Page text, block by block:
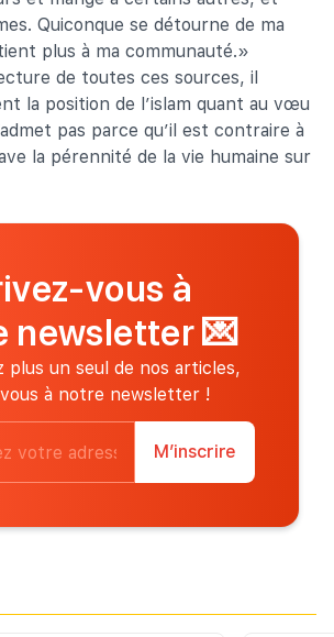
Quiconque se détourne de ma
plus à ma communauté.»
de toutes ces sources, il
la position de l’islam quant au vœu
pas parce qu’il est contraire à
la pérennité de la vie humaine sur
vous à
newsletter 💌
plus un seul de nos articles,
à notre newsletter !
M’inscrire